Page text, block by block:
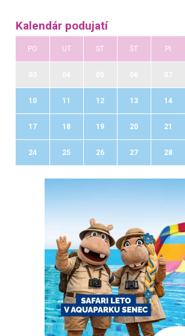
Kalendár podujatí
PO UT ST ŠT PI
10 11 12 13 14
17 18 19 20 21
24 25 26 27 28